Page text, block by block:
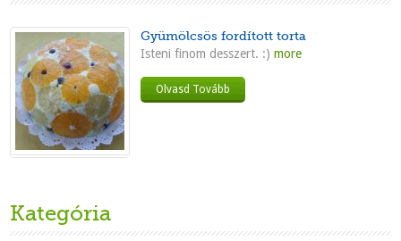
Gyümölcsös fordított torta
Isteni finom desszert. :) more
Olvasd Tovább
Kategória